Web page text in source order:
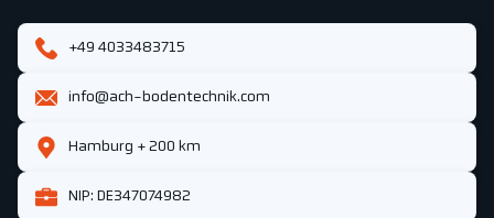
+49 4033483715
info@ach-bodentechnik.com
Hamburg + 200 km
NIP: DE347074982